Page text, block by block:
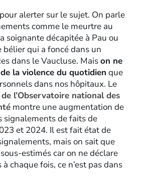
alerter sur le sujet. On parle
comme le meurtre au
soignante décapitée à Pau ou
bélier qui a foncé dans un
dans le Vaucluse. Maison ne
la violence du quotidien que
dans nos hôpitaux. Le
l’Observatoire national des
montre une augmentation de
signalements de faits de
et 2024. Il est fait état de
mais on sait que
estimés car on ne déclare
chaque fois, ce n’est pas dans